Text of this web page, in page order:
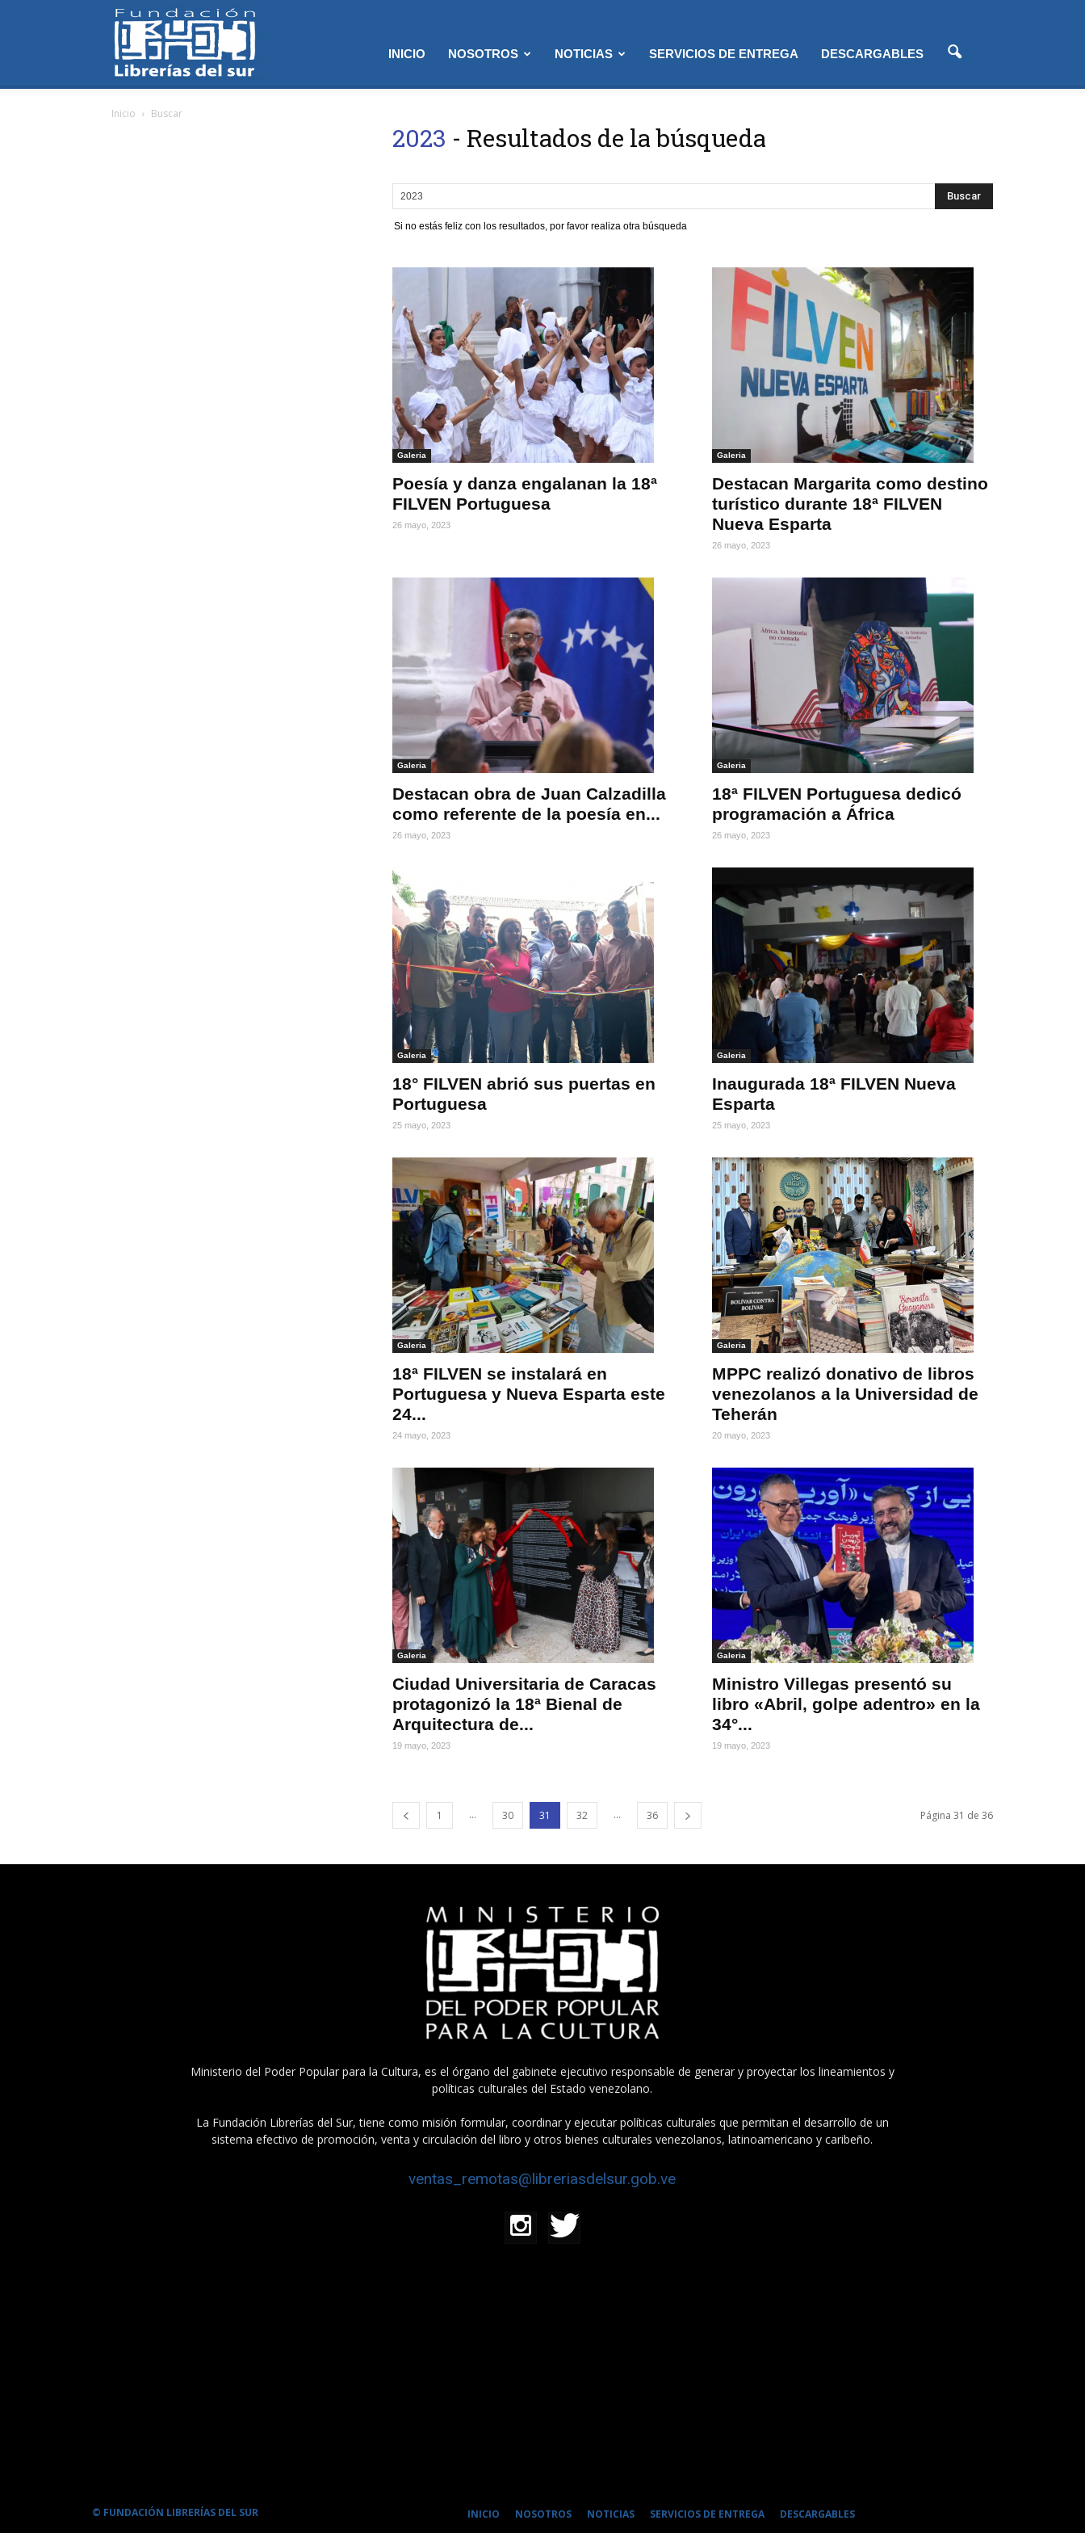
INICIO NOSOTROS NOTICIAS SERVICIOS DE ENTREGA DESCARGABLES
Inicio Buscar
2023 - Resultados de la búsqueda
Si no estás feliz con los resultados, por favor realiza otra búsqueda
Galeria
Poesía y danza engalanan la 18ª
FILVEN Portuguesa
26 mayo, 2023
Galeria
Destacan Margarita como destino
turístico durante 18ª FILVEN
Nueva Esparta
26 mayo, 2023
Galeria
Destacan obra de Juan Calzadilla
como referente de la poesía en...
26 mayo, 2023
Galeria
18ª FILVEN Portuguesa dedicó
programación a África
26 mayo, 2023
Galeria
18° FILVEN abrió sus puertas en
Portuguesa
25 mayo, 2023
Galeria
Inaugurada 18ª FILVEN Nueva
Esparta
25 mayo, 2023
Galeria
18ª FILVEN se instalará en
Portuguesa y Nueva Esparta este
24...
24 mayo, 2023
Galeria
MPPC realizó donativo de libros
venezolanos a la Universidad de
Teherán
20 mayo, 2023
Galeria
Ciudad Universitaria de Caracas
protagonizó la 18ª Bienal de
Arquitectura de...
19 mayo, 2023
Galeria
Ministro Villegas presentó su
libro «Abril, golpe adentro» en la
34°...
19 mayo, 2023
1 ... 30 31 32 ... 36 Página 31 de 36
Ministerio del Poder Popular para la Cultura, es el órgano del gabinete ejecutivo responsable de generar y proyectar los lineamientos y
políticas culturales del Estado venezolano.
La Fundación Librerías del Sur, tiene como misión formular, coordinar y ejecutar políticas culturales que permitan el desarrollo de un
sistema efectivo de promoción, venta y circulación del libro y otros bienes culturales venezolanos, latinoamericano y caribeño.
ventas_remotas@libreriasdelsur.gob.ve
INICIO NOSOTROS NOTICIAS SERVICIOS DE ENTREGA DESCARGABLES
© FUNDACIÓN LIBRERÍAS DEL SUR